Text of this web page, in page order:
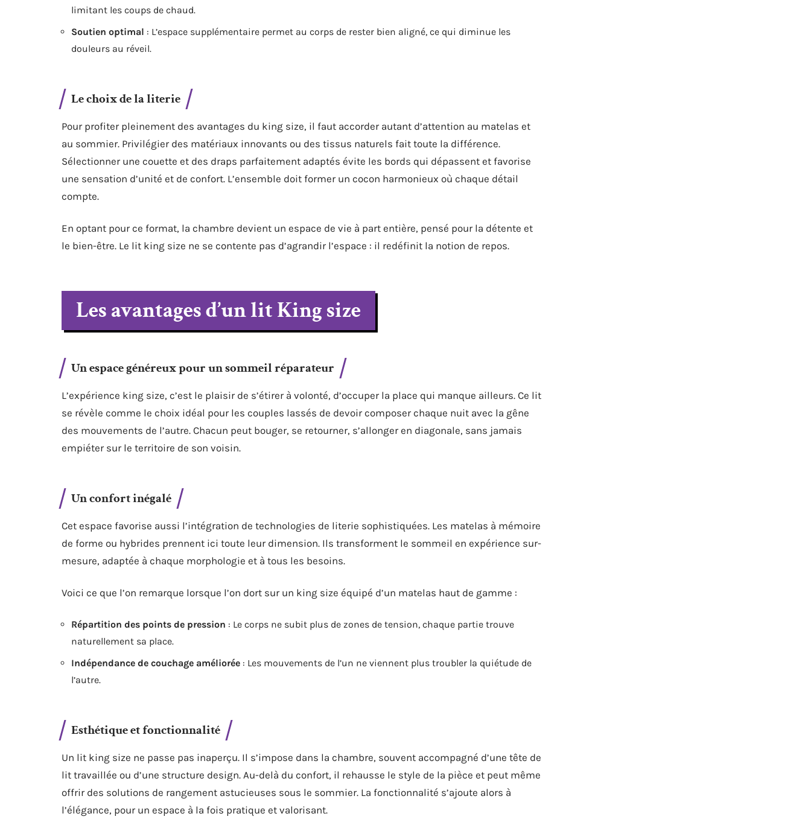
limitant les coups de chaud.
Soutien optimal : L’espace supplémentaire permet au corps de rester bien aligné, ce qui diminue les
douleurs au réveil.
Le choix de la literie
Pour profiter pleinement des avantages du king size, il faut accorder autant d’attention au matelas et
au sommier. Privilégier des matériaux innovants ou des tissus naturels fait toute la différence.
Sélectionner une couette et des draps parfaitement adaptés évite les bords qui dépassent et favorise
une sensation d’unité et de confort. L’ensemble doit former un cocon harmonieux où chaque détail
compte.
En optant pour ce format, la chambre devient un espace de vie à part entière, pensé pour la détente et
le bien-être. Le lit king size ne se contente pas d’agrandir l’espace : il redéfinit la notion de repos.
Les avantages d’un lit King size
Un espace généreux pour un sommeil réparateur
L’expérience king size, c’est le plaisir de s’étirer à volonté, d’occuper la place qui manque ailleurs. Ce lit
se révèle comme le choix idéal pour les couples lassés de devoir composer chaque nuit avec la gêne
des mouvements de l’autre. Chacun peut bouger, se retourner, s’allonger en diagonale, sans jamais
empiéter sur le territoire de son voisin.
Un confort inégalé
Cet espace favorise aussi l’intégration de technologies de literie sophistiquées. Les matelas à mémoire
de forme ou hybrides prennent ici toute leur dimension. Ils transforment le sommeil en expérience sur-
mesure, adaptée à chaque morphologie et à tous les besoins.
Voici ce que l’on remarque lorsque l’on dort sur un king size équipé d’un matelas haut de gamme :
Répartition des points de pression : Le corps ne subit plus de zones de tension, chaque partie trouve
naturellement sa place.
Indépendance de couchage améliorée : Les mouvements de l’un ne viennent plus troubler la quiétude de
l’autre.
Esthétique et fonctionnalité
Un lit king size ne passe pas inaperçu. Il s’impose dans la chambre, souvent accompagné d’une tête de
lit travaillée ou d’une structure design. Au-delà du confort, il rehausse le style de la pièce et peut même
offrir des solutions de rangement astucieuses sous le sommier. La fonctionnalité s’ajoute alors à
l’élégance, pour un espace à la fois pratique et valorisant.